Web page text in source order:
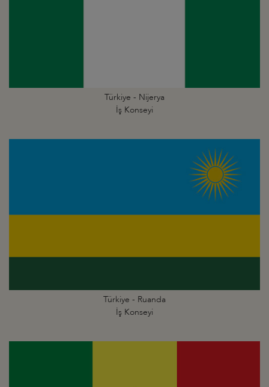
Türkiye - Nijerya
İş Konseyi
Türkiye - Ruanda
İş Konseyi